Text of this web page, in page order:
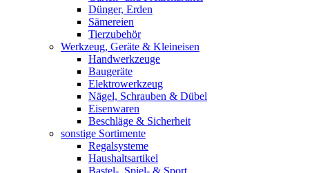
Dünger, Erden
Sämereien
Tierzubehör
Werkzeug, Geräte & Kleineisen
Handwerkzeuge
Baugeräte
Elektrowerkzeug
Nägel, Schrauben & Dübel
Eisenwaren
Beschläge & Sicherheit
sonstige Sortimente
Regalsysteme
Haushaltsartikel
Bastel-, Spiel- & Sport